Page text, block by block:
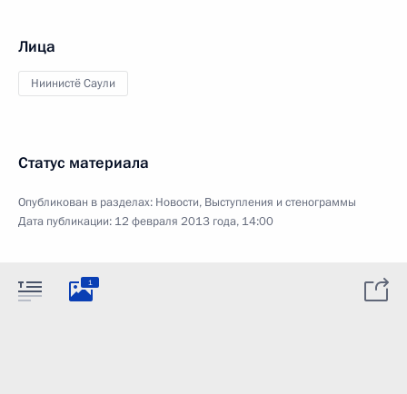
Лица
Ниинистё Саули
Статус материала
Опубликован в разделах: Новости, Выступления и стенограммы
Дата публикации: 12 февраля 2013 года, 14:00
1